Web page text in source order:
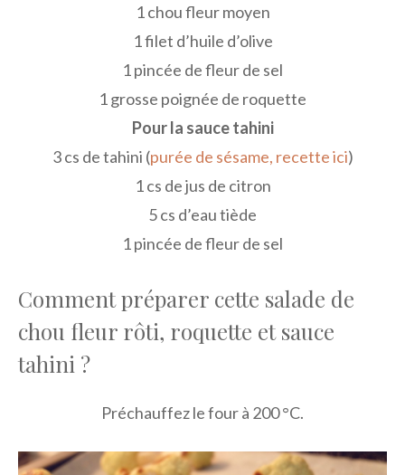
1 chou fleur moyen
1 filet d’huile d’olive
1 pincée de fleur de sel
1 grosse poignée de roquette
Pour la sauce tahini
3 cs de tahini (purée de sésame, recette ici)
1 cs de jus de citron
5 cs d’eau tiède
1 pincée de fleur de sel
Comment préparer cette salade de
chou fleur rôti, roquette et sauce
tahini ?
Préchauffez le four à 200 °C.